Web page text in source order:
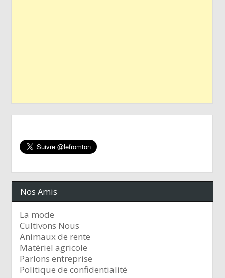
Nos Amis
La mode
Cultivons Nous
Animaux de rente
Matériel agricole
Parlons entreprise
Politique de confidentialité